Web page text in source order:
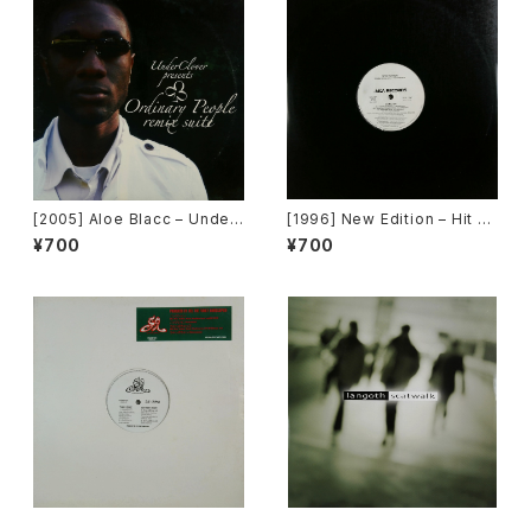
[2005] Aloe Blacc – Under
Clover Presents Ordinary
People Remix Suite [Unde
¥700
[1996] New Edition – Hit M
e Off [MCA Records][PRO
MO]
¥700